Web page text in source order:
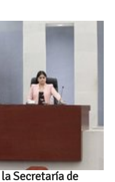
Secretaría de